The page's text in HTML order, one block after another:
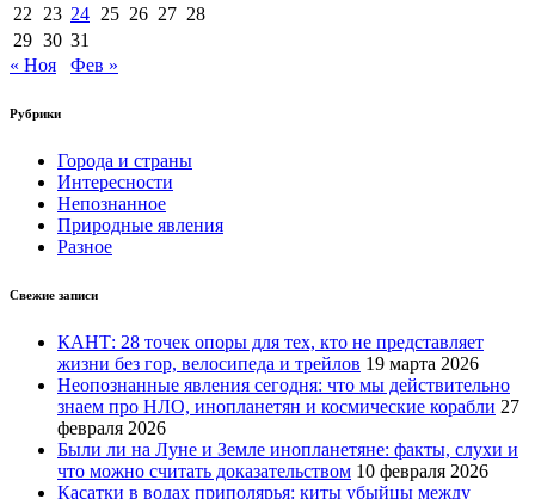
22
23 24 25 26 27 28
29 30 31
« Ноя
Фев »
Рубрики
Города и страны
Интересности
Непознанное
Природные явления
Разное
Свежие записи
КАНТ: 28 точек опоры для тех, кто не представляет
жизни без гор, велосипеда и трейлов 19 марта 2026
Неопознанные явления сегодня: что мы действительно
знаем про НЛО, инопланетян и космические корабли 27
февраля 2026
Были ли на Луне и Земле инопланетяне: факты, слухи и
что можно считать доказательством 10 февраля 2026
Касатки в водах приполярья: киты убыйцы между